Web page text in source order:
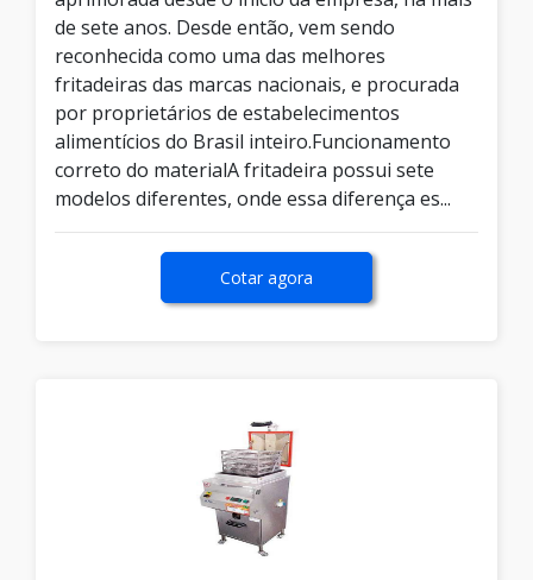
de sete anos. Desde então, vem sendo
reconhecida como uma das melhores
fritadeiras das marcas nacionais, e procurada
por proprietários de estabelecimentos
alimentícios do Brasil inteiro.Funcionamento
correto do materialA fritadeira possui sete
modelos diferentes, onde essa diferença es...
Cotar agora